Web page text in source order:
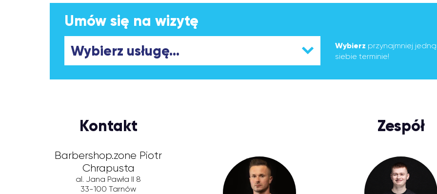
Umów się na wizytę
Wybierz przynajmniej
siebie terminie!
Kontakt
Barbershop.zone Piotr
Chrapusta
al. Jana Pawła II 8
33-100 Tarnów
Zespół